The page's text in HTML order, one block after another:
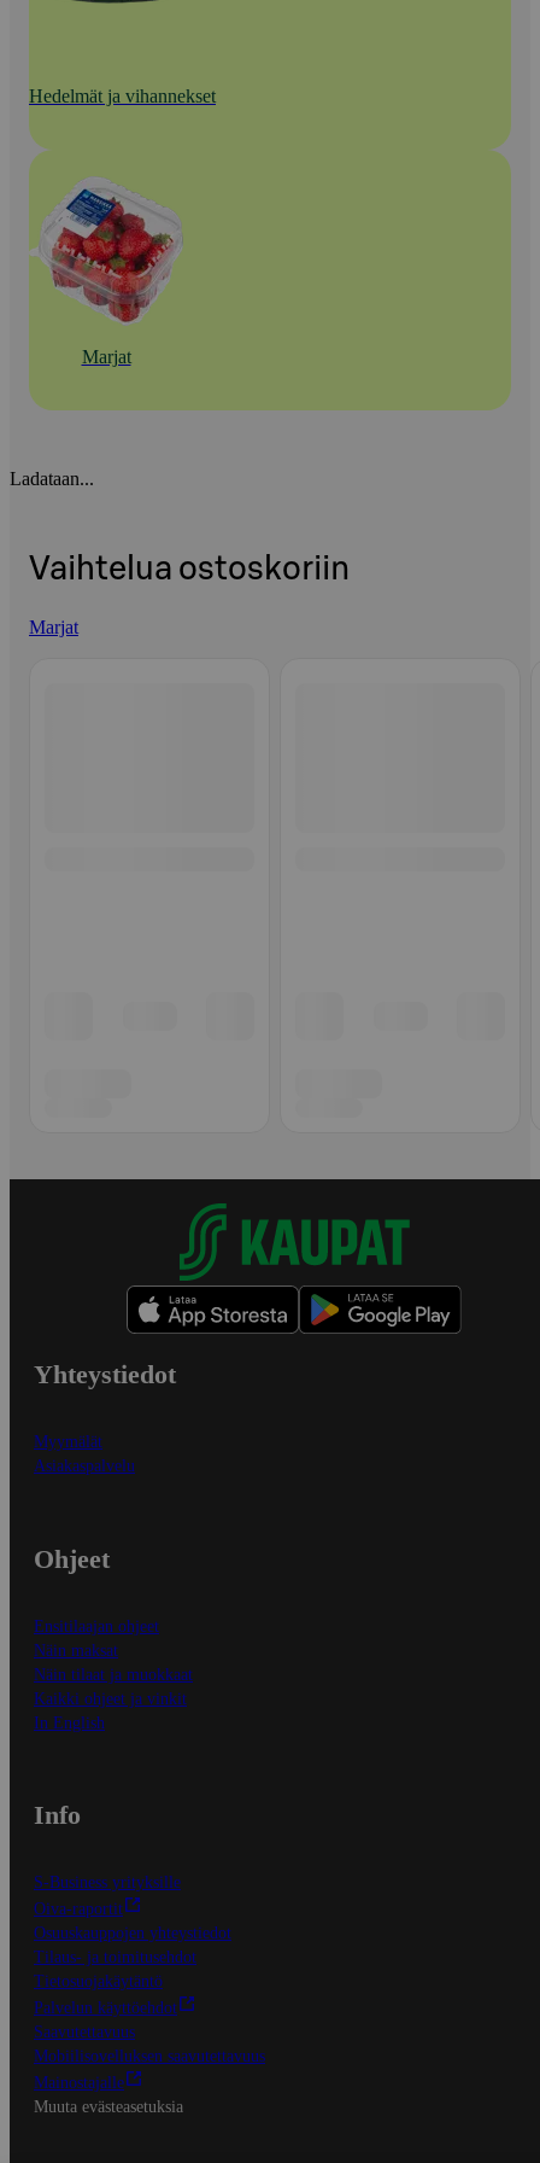
Hedelmät ja vihannekset
Marjat
Ladataan...
Vaihtelua ostoskoriin
Marjat
Yhteystiedot
Myymälät
Asiakaspalvelu
Ohjeet
Ensitilaajan ohjeet
Näin maksat
Näin tilaat ja muokkaat
Kaikki ohjeet ja vinkit
In English
Info
S-Business yrityksille
Oiva-raportit
Osuuskauppojen yhteystiedot
Tilaus- ja toimitusehdot
Tietosuojakäytäntö
Palvelun käyttöehdot
Saavutettavuus
Mobiilisovelluksen saavutettavuus
Mainostajalle
Muuta evästeasetuksia